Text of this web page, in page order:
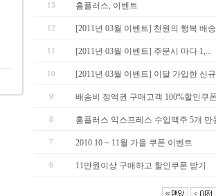
13 홈플러스, 이벤트
12 [2011년 03월 이벤트] 천원의 행복 배
11 [2011년 03월 이벤트] 주문시 마다 1,...
10 [2011년 03월 이벤트] 이달 가입한 신
9 배송비 정액권 구매고객 100%할인쿠
8 홈플러스 익스프레스 수입맥주 5개 만
7 2010.10 ~ 11월 가을 쿠폰 이벤트
6 11만원이상 구매하고 할인쿠폰 받기